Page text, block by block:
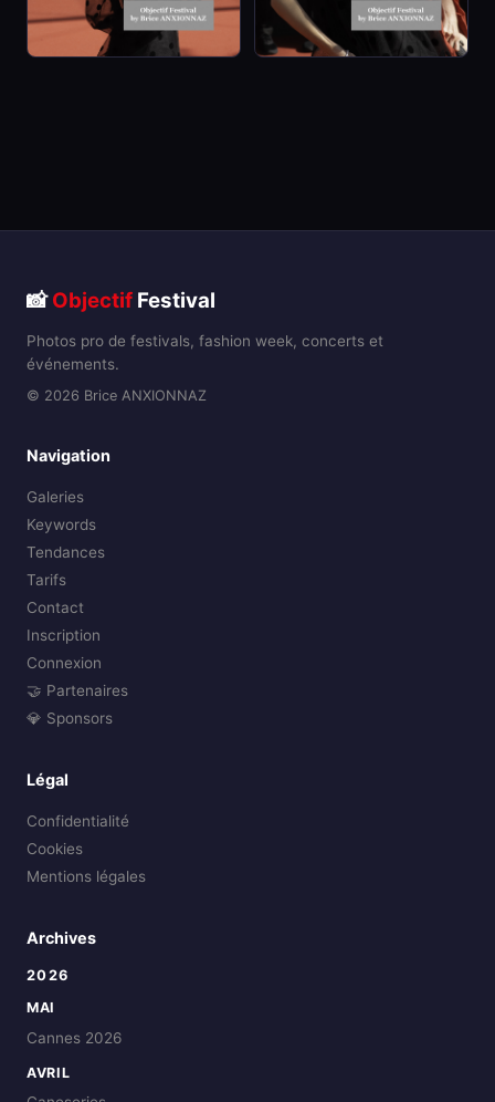
📸Objectif Festival
Photos pro de festivals, fashion week, concerts et
événements.
© 2026 Brice ANXIONNAZ
Navigation
Galeries
Keywords
Tendances
Tarifs
Contact
Inscription
Connexion
🤝 Partenaires
💎 Sponsors
Légal
Confidentialité
Cookies
Mentions légales
Archives
2026
MAI
Cannes 2026
AVRIL